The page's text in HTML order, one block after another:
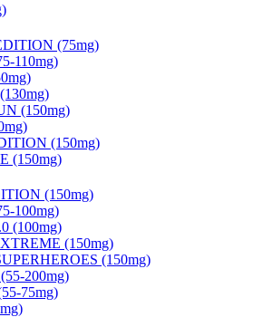
(75mg)
110mg)
(150mg)
(150mg)
(150mg)
(150mg)
100mg)
(100mg)
(150mg)
(150mg)
200mg)
75mg)